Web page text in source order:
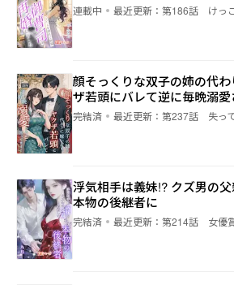
連載中 最近更新： 第186話 けっ
顔そっくりな双子の姉の代
ザ若頭にバレて逆に毎晩溺愛
完結済 最近更新： 第237話 失っ
浮気相手は義妹!? クズ男の
本物の後継者に
完結済 最近更新： 第214話 女優